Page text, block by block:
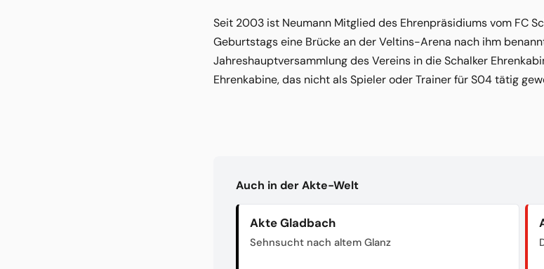
Seit 2003 ist Neumann Mitglied des Ehrenpräsidiums vom FC
Geburtstags eine Brücke an der Veltins-Arena nach ihm
Jahreshauptversammlung des Vereins in die Schalker
Ehrenkabine, das nicht als Spieler oder Trainer für S04 tätig
Auch in der Akte-Welt
Akte Gladbach
Sehnsucht nach altem Glanz